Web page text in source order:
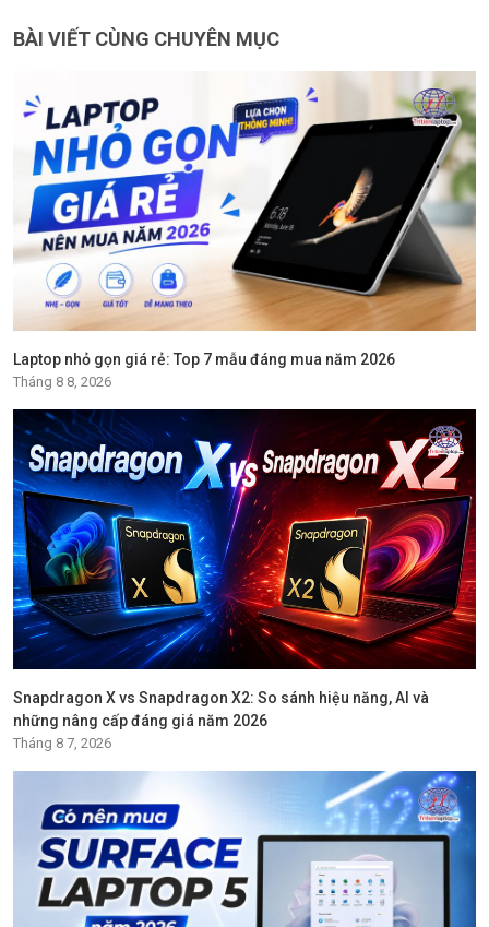
BÀI VIẾT CÙNG CHUYÊN MỤC
Laptop nhỏ gọn giá rẻ: Top 7 mẫu đáng mua năm 2026
Tháng 8 8, 2026
Snapdragon X vs Snapdragon X2: So sánh hiệu năng, AI và
những nâng cấp đáng giá năm 2026
Tháng 8 7, 2026